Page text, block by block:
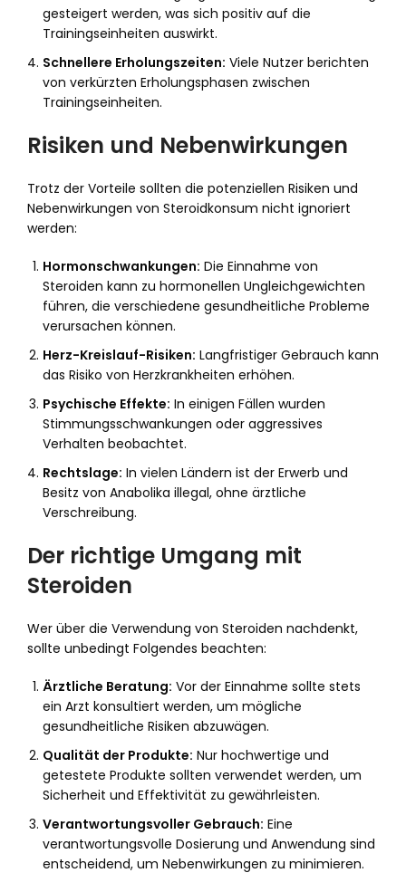
gesteigert werden, was sich positiv auf die
Trainingseinheiten auswirkt.
Schnellere Erholungszeiten: Viele Nutzer berichten
von verkürzten Erholungsphasen zwischen
Trainingseinheiten.
Risiken und Nebenwirkungen
Trotz der Vorteile sollten die potenziellen Risiken und
Nebenwirkungen von Steroidkonsum nicht ignoriert
werden:
Hormonschwankungen: Die Einnahme von
Steroiden kann zu hormonellen Ungleichgewichten
führen, die verschiedene gesundheitliche Probleme
verursachen können.
Herz-Kreislauf-Risiken: Langfristiger Gebrauch kann
das Risiko von Herzkrankheiten erhöhen.
Psychische Effekte: In einigen Fällen wurden
Stimmungsschwankungen oder aggressives
Verhalten beobachtet.
Rechtslage: In vielen Ländern ist der Erwerb und
Besitz von Anabolika illegal, ohne ärztliche
Verschreibung.
Der richtige Umgang mit
Steroiden
Wer über die Verwendung von Steroiden nachdenkt,
sollte unbedingt Folgendes beachten:
Ärztliche Beratung: Vor der Einnahme sollte stets
ein Arzt konsultiert werden, um mögliche
gesundheitliche Risiken abzuwägen.
Qualität der Produkte: Nur hochwertige und
getestete Produkte sollten verwendet werden, um
Sicherheit und Effektivität zu gewährleisten.
Verantwortungsvoller Gebrauch: Eine
verantwortungsvolle Dosierung und Anwendung sind
entscheidend, um Nebenwirkungen zu minimieren.